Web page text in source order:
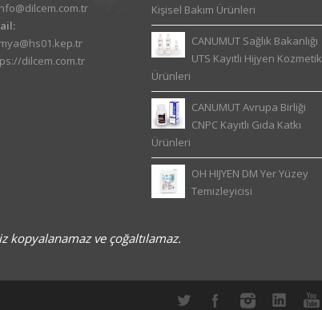
dilcem.com.tr
Kişisel Bakım Ürünleri
CANUMUT Sağlık Bakanlığı
UTS Kayıtlı Hijyen Kozmetik
Ürünleri
CANUMUT Avrupa Birliği
CNPC Kayıtlı Gıda Katkı
Ürünleri
OH HIJYEN DM Yer Yüzey
Temizleyicisi
kopyalanamaz ve çoğaltılamaz.